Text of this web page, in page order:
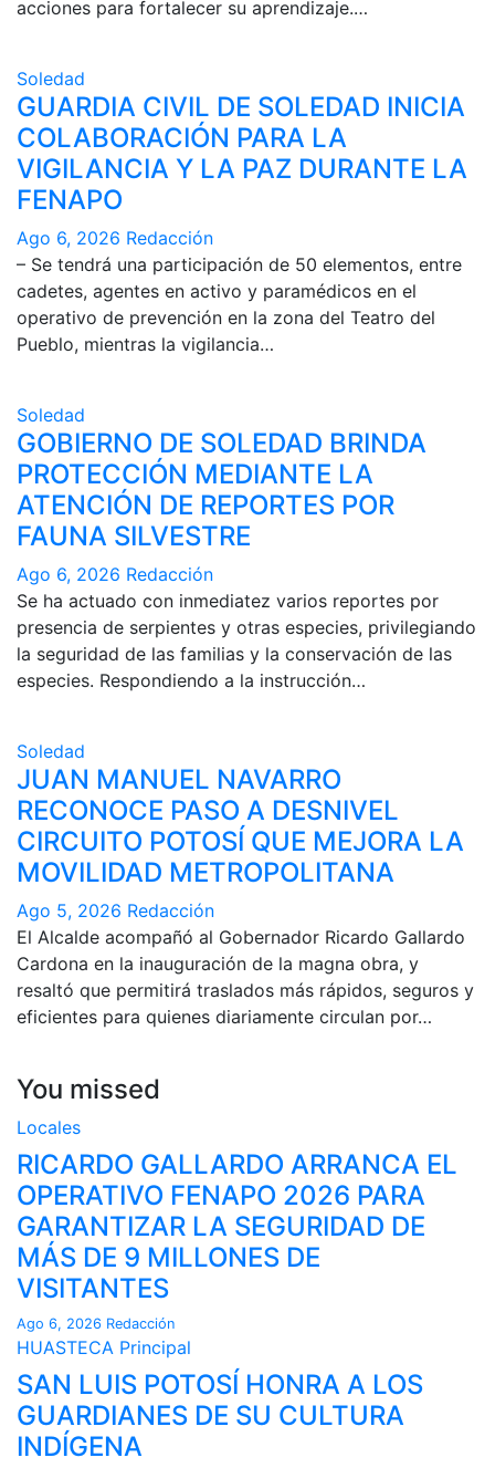
acciones para fortalecer su aprendizaje.…
Soledad
GUARDIA CIVIL DE SOLEDAD INICIA
COLABORACIÓN PARA LA
VIGILANCIA Y LA PAZ DURANTE LA
FENAPO
Ago 6, 2026 Redacción
– Se tendrá una participación de 50 elementos, entre
cadetes, agentes en activo y paramédicos en el
operativo de prevención en la zona del Teatro del
Pueblo, mientras la vigilancia…
Soledad
GOBIERNO DE SOLEDAD BRINDA
PROTECCIÓN MEDIANTE LA
ATENCIÓN DE REPORTES POR
FAUNA SILVESTRE
Ago 6, 2026 Redacción
Se ha actuado con inmediatez varios reportes por
presencia de serpientes y otras especies, privilegiando
la seguridad de las familias y la conservación de las
especies. Respondiendo a la instrucción…
Soledad
JUAN MANUEL NAVARRO
RECONOCE PASO A DESNIVEL
CIRCUITO POTOSÍ QUE MEJORA LA
MOVILIDAD METROPOLITANA
Ago 5, 2026 Redacción
El Alcalde acompañó al Gobernador Ricardo Gallardo
Cardona en la inauguración de la magna obra, y
resaltó que permitirá traslados más rápidos, seguros y
eficientes para quienes diariamente circulan por…
You missed
Locales
RICARDO GALLARDO ARRANCA EL
OPERATIVO FENAPO 2026 PARA
GARANTIZAR LA SEGURIDAD DE
MÁS DE 9 MILLONES DE
VISITANTES
Ago 6, 2026 Redacción
HUASTECA Principal
SAN LUIS POTOSÍ HONRA A LOS
GUARDIANES DE SU CULTURA
INDÍGENA